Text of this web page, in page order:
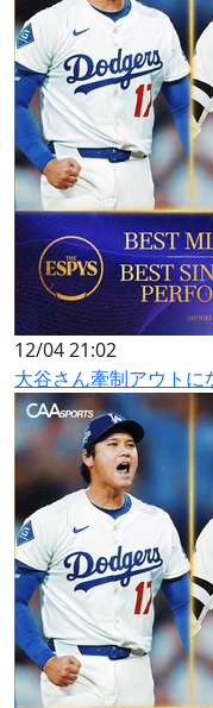
12/04 21:02
大谷さん牽制アウト